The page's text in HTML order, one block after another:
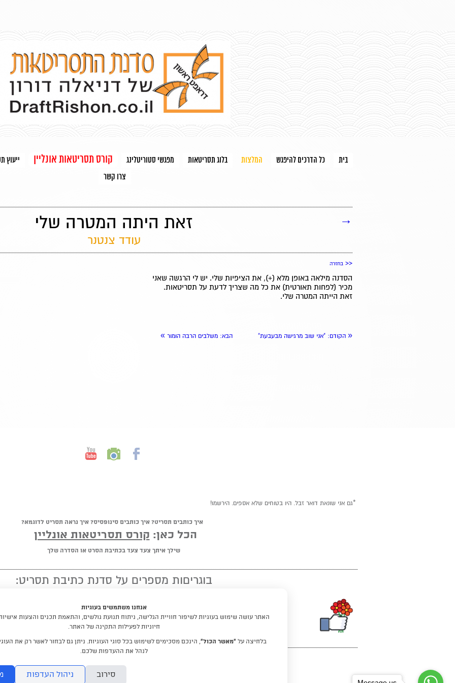
בית כל הדרכים להיפגש המלצות בלוג תסריטאות מפגשי סטוריטלינג קורס תסריטאות אונליין ייעוץ
צרו קשר
זאת היתה המטרה שלי
עודד צנטנר
→
<< בחזרה
הסדנה מילאה באופן מלא (+), את הציפיות שלי. יש לי הרגשה שאני
מכיר (לפחות תאורטית) את כל מה שצריך לדעת על תסריטאות.
זאת הייתה המטרה שלי.
« הקודם: "אני שוב מרגישה מבעבעת" הבא: משלבים הרבה הומור »
*גם אני שונאת דואר זבל. היו בטוחים שלא אספים. הירשמו!
איך כותבים תסריט? איך כותבים סינופסיס? איך נראה תסריט לדוגמא?
הכל כאן: קורס תסריטאות אונליין
שילך איתך צעד צעד בכתיבת הסרט או הסדרה שלך
בוגריםות מספרים על סדנת כתיבת תסריט:
"מומלץ לכל מי שיש לו חלום לכתוב
לימודי תסריטאות וסטוריטלינג עם דניאלה דורון
DraftRishon@gmail.com
אנחנו משתמשים בעוגיות
האתר עושה שימוש בעוגיות לשיפור חוויית הגלישה, ניתוח תנועת גולשים, והתאמת תכנים והצעות
חיוניות לפעילות התקינה של האתר.
בלחיצה על “מאשר הכול”, הינכם מסכימים לשימוש בכל סוגי העוגיות. ניתן גם לבחור לאשר רק את
לנהל את ההעדפות שלכם.
סירוב ניהול העדפות